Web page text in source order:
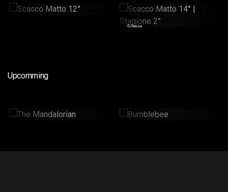
Scacco Matto 12°
Scacco Matto 14° |
Stagione 2°
50min
Upcomming
The Mandalorian Bumblebee